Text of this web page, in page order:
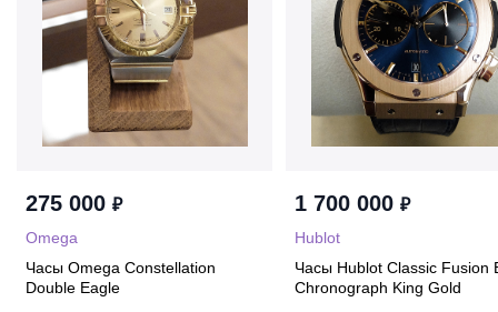
275 000 ₽
Omega
Часы Omega Constellation
Double Eagle
1 700 000 ₽
Hublot
Часы Hublot Classic Fusion
Chronograph King Gold